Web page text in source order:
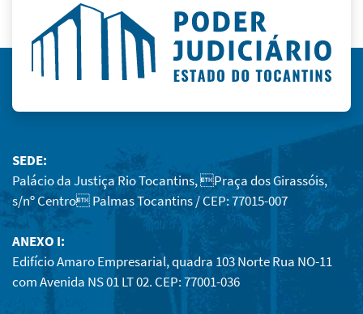
SEDE:
Palácio da Justiça Rio Tocantins, Praça dos Girassóis,
s/nº Centro Palmas Tocantins / CEP: 77015-007
ANEXO I:
Edifício Amaro Empresarial, quadra 103 Norte Rua NO-11
com Avenida NS 01 LT 02. CEP: 77001-036